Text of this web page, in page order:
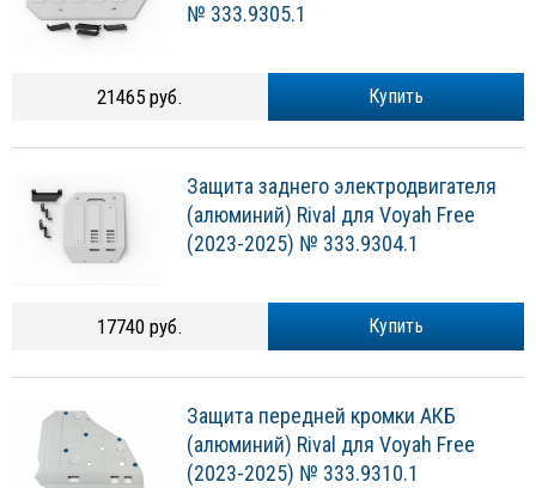
№ 333.9305.1
Купить
21465 руб.
Защита заднего электродвигателя
(алюминий) Rival для Voyah Free
(2023-2025) № 333.9304.1
Купить
17740 руб.
Защита передней кромки АКБ
(алюминий) Rival для Voyah Free
(2023-2025) № 333.9310.1